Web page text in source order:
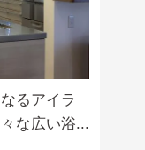
るアイラ
な広い浴...